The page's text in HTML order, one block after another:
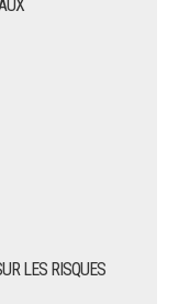
LES RISQUES